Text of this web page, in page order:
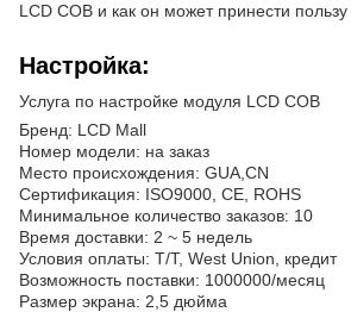
LCD COB и как он может принести
Настройка:
Услуга по настройке модуля LCD COB
Бренд: LCD Mall
Номер модели: на заказ
Место происхождения: GUA,CN
Сертификация: ISO9000, CE, ROHS
Минимальное количество заказов: 10
Время доставки: 2 ~ 5 недель
Условия оплаты: T/T, West Union, кредит
Возможность поставки: 1000000/месяц
Размер экрана: 2,5 дюйма